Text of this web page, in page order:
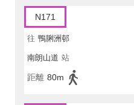
N171
往 鴨脷洲邨
南朗山道 站
距離 80m